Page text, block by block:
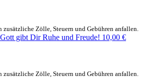
Zölle, Steuern und Gebühren anfallen.
gibt Dir Ruhe und Freude! 10,00 €
Zölle, Steuern und Gebühren anfallen.